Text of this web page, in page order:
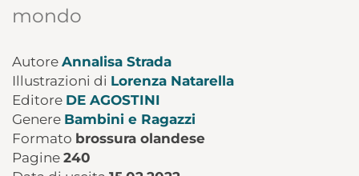
mondo
Autore Annalisa Strada
Illustrazioni di Lorenza Natarella
Editore DE AGOSTINI
Genere Bambini e Ragazzi
Formato brossura olandese
Pagine 240